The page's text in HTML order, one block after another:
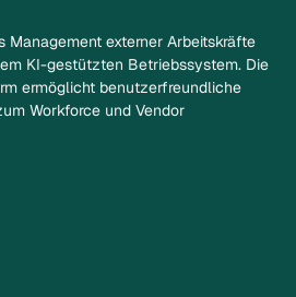
Management externer Arbeitskräfte
KI-gestützten Betriebssystem. Die
ermöglicht benutzerfreundliche
Workforce und Vendor